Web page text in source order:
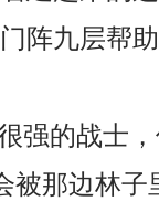
阵九层帮
强的战士
被那边林子